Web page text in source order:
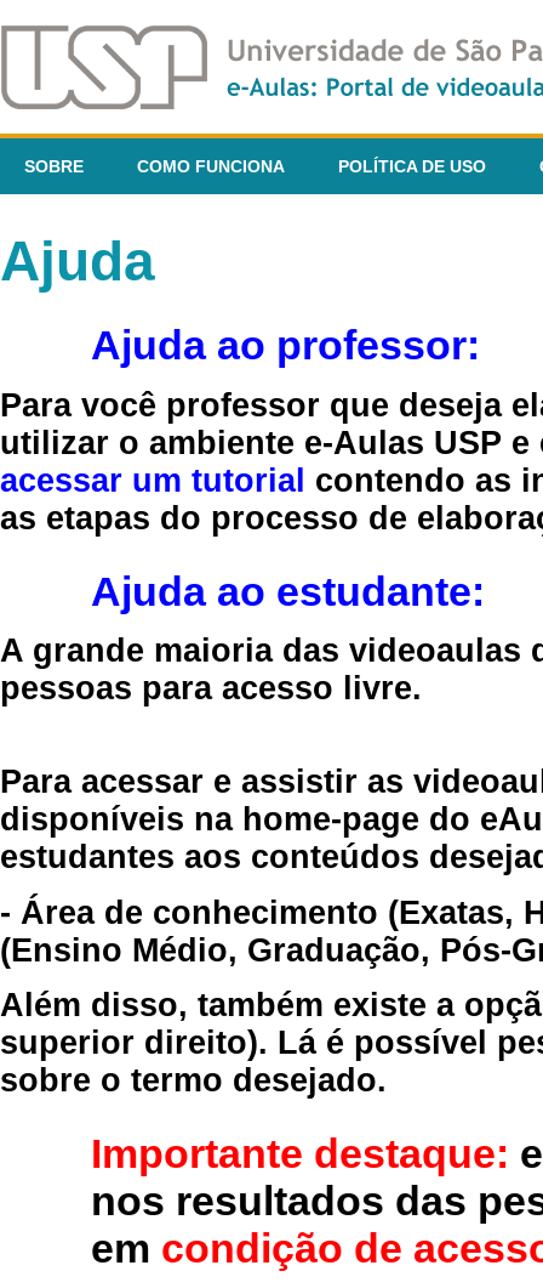
SOBRE COMO FUNCIONA POLÍTICA DE USO
Ajuda
Ajuda ao professor:
Para você professor que deseja
utilizar o ambiente e-Aulas USP
acessar um tutorial contendo as
as etapas do processo de
Ajuda ao estudante:
A grande maioria das videoaulas
pessoas para acesso livre.
Para acessar e assistir as
disponíveis na home-page do
estudantes aos conteúdos
- Área de conhecimento (Exatas,
(Ensino Médio, Graduação, Pós-
Além disso, também existe a
superior direito). Lá é possível
sobre o termo desejado.
Importante destaque:
nos resultados das
em condição de